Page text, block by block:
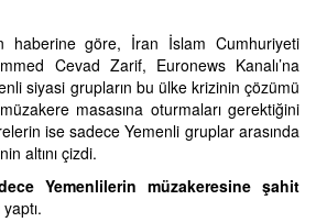
haberine göre, İran İslam Cumhuriyeti
Cevad Zarif, Euronews Kanalı’na
siyasi grupların bu ülke krizinin çözümü
masasına oturmaları gerektiğini
ise sadece Yemenli gruplar arasında
altını çizdi.
Yemenlilerin müzakeresine şahit
yaptı.